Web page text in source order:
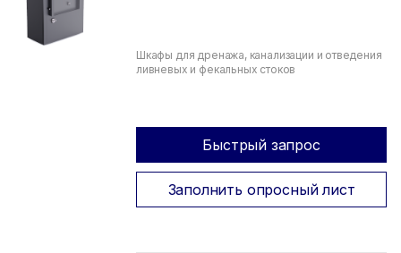
Шкафы для дренажа, канализации и отведения
ливневых и фекальных стоков
Быстрый запрос
Заполнить опросный лист